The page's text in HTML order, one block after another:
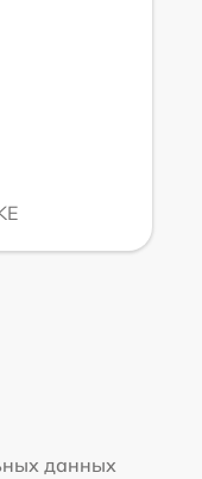
данных